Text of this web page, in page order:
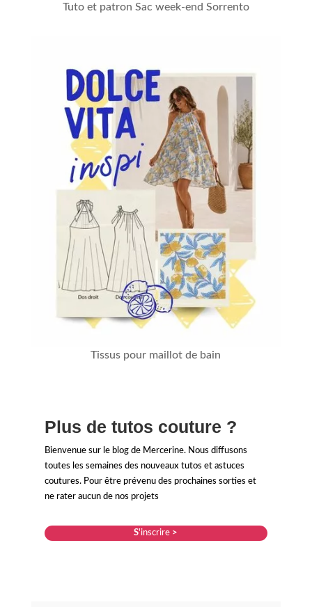
Tuto et patron Sac week-end Sorrento
Tissus pour maillot de bain
Plus de tutos couture ?
Bienvenue sur le blog de Mercerine. Nous diffusons
toutes les semaines des nouveaux tutos et astuces
coutures. Pour être prévenu des prochaines sorties et
ne rater aucun de nos projets
S'inscrire >